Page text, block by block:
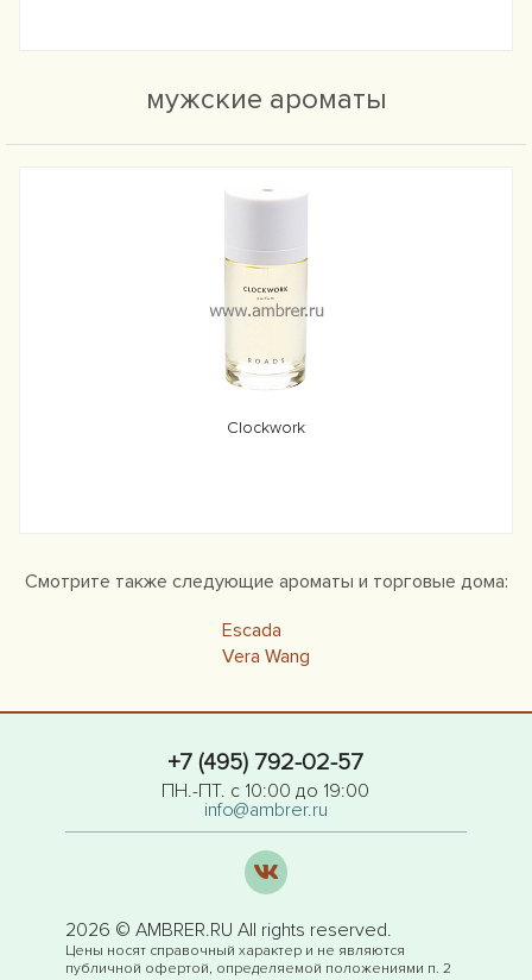
мужские ароматы
Clockwork
Смотрите также следующие ароматы и торговые дома:
Escada
Vera Wang
+7 (495) 792-02-57
ПН.-ПТ. с 10:00 до 19:00
info@ambrer.ru
2026 © AMBRER.RU All rights reserved.
Цены носят справочный характер и не являются
публичной офертой, определяемой положениями п. 2